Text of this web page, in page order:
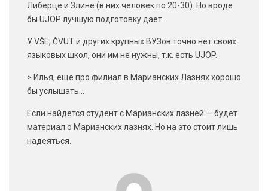
Либерце и Злине (в них человек по 20-30). Но вроде
бы UJOP лучшую подготовку дает.
У VŠE, ČVUT и других крупных ВУЗов точно нет своих
языковых школ, они им не нужны, т.к. есть UJOP.
> Илья, еще про филиал в Марианских Лазнях хорошо
бы услышать…
Если найдется студент с Марианских лазней — будет
материал о Марианских лазнях. Но на это стоит лишь
надеяться.